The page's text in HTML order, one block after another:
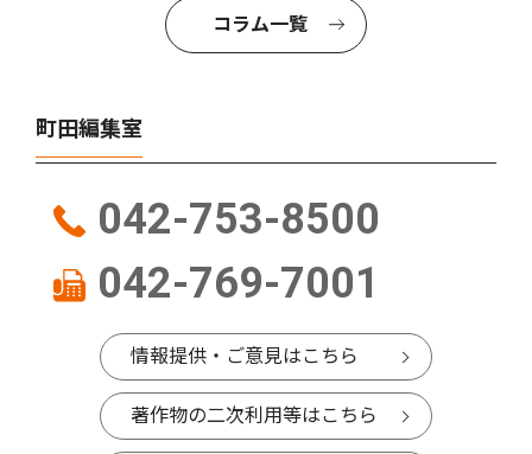
コラム一覧
町田編集室
042-753-8500
042-769-7001
情報提供・ご意見はこちら
著作物の二次利用等はこちら